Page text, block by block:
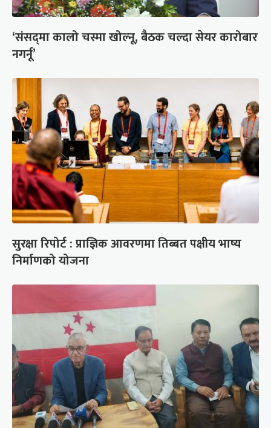
‘संसद्‍मा कालो चस्मा खोल्नू, बैठक चल्दा सेयर कारोबार
नगर्नू’
सुरक्षा रिपोर्ट : प्राज्ञिक आवरणमा तिब्बत पक्षीय भाष्य
निर्माणको योजना